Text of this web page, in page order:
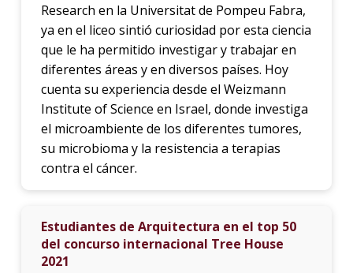
Research en la Universitat de Pompeu Fabra,
ya en el liceo sintió curiosidad por esta ciencia
que le ha permitido investigar y trabajar en
diferentes áreas y en diversos países. Hoy
cuenta su experiencia desde el Weizmann
Institute of Science en Israel, donde investiga
el microambiente de los diferentes tumores,
su microbioma y la resistencia a terapias
contra el cáncer.
Estudiantes de Arquitectura en el top 50
del concurso internacional Tree House
2021